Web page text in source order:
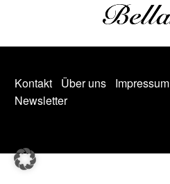
Kontakt Über uns Impressum
Newsletter